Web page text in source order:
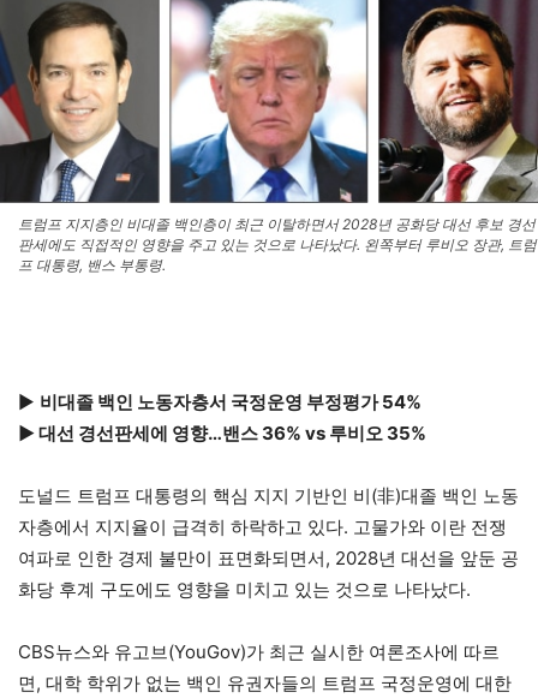
트럼프 지지층인 비대졸 백인층이 최근 이탈하면서 2028년 공화당 대선 후보 경선
판세에도 직접적인 영향을 주고 있는 것으로 나타났다. 왼쪽부터 루비오 장관, 트럼
프 대통령, 밴스 부통령.
▶ 비대졸 백인 노동자층서 국정운영 부정평가 54%
▶ 대선 경선판세에 영향…밴스 36% vs 루비오 35%
도널드 트럼프 대통령의 핵심 지지 기반인 비(非)대졸 백인 노동
자층에서 지지율이 급격히 하락하고 있다. 고물가와 이란 전쟁
여파로 인한 경제 불만이 표면화되면서, 2028년 대선을 앞둔 공
화당 후계 구도에도 영향을 미치고 있는 것으로 나타났다.
CBS뉴스와 유고브(YouGov)가 최근 실시한 여론조사에 따르
면, 대학 학위가 없는 백인 유권자들의 트럼프 국정운영에 대한